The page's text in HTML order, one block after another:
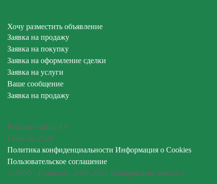
Хочу разместить объявление
Заявка на продажу
Заявка на покупку
Заявка на оформление сделки
Заявка на услуги
Ваше сообщение
Заявка на продажу
Рейтинг сайта: 4.8
Голосов: 2124
Политика конфиденциальности Информация о Cookies
Пользовательское соглашение
© ООО «Гудвилл», 2009-2026. Копирование текста и